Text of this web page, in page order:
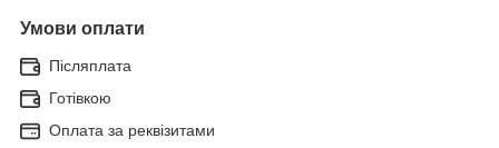
Умови оплати
Післяплата
Готівкою
Оплата за реквізитами